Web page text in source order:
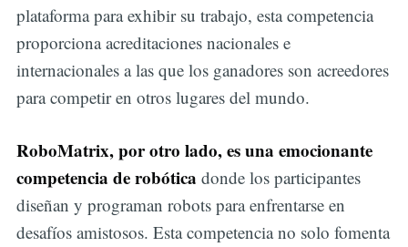
plataforma para exhibir su trabajo, esta competencia
proporciona acreditaciones nacionales e
internacionales a las que los ganadores son acreedores
para competir en otros lugares del mundo.
RoboMatrix, por otro lado, es una emocionante
competencia de robótica donde los participantes
diseñan y programan robots para enfrentarse en
desafíos amistosos. Esta competencia no solo fomenta